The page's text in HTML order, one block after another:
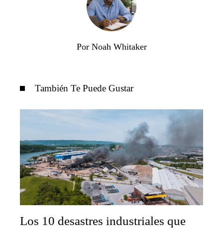
Por Noah Whitaker
También Te Puede Gustar
Los 10 desastres industriales que